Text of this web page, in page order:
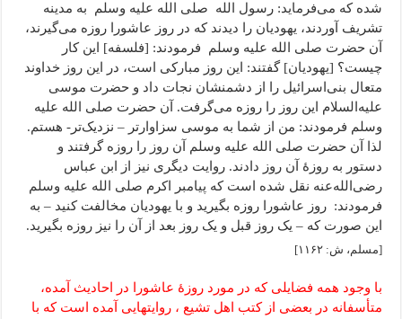
شده که می‌فرماید: رسول الله صلی الله علیه وسلم به مدینه
تشریف آوردند، یهودیان را دیدند که در روز عاشورا روزه می‌گیرند،
آن حضرت صلی الله علیه وسلم فرمودند: [فلسفه] این کار
چیست؟ [یهودیان] گفتند: این روز مبارکی است، در این روز خداوند
متعال بنی‌اسرائیل را از دشمنشان نجات داد و حضرت موسی
علیه‌السلام این روز را روزه می‌گرفت. آن حضرت صلی الله علیه
وسلم فرمودند: من از شما به موسی سزاوارتر – نزدیک‌تر- هستم.
لذا آن حضرت صلی الله علیه وسلم آن روز را روزه گرفتند و
دستور به روزۀ آن روز دادند. روایت دیگری نیز از ابن عباس
رضی‌الله‌عنه نقل شده است که پیامبر اکرم صلی الله علیه وسلم
فرمودند: روز عاشورا روزه بگیرید و با یهودیان مخالفت کنید – به
این صورت که – یک روز قبل و یک روز بعد از آن را نیز روزه بگیرید.
[مسلم، ش: ۱۱۶۲]
با وجود همه فضایلی که در مورد روزۀ عاشورا در احادیث آمده،
متأسفانه در بعضی از کتب اهل تشیع ، روایتهایی آمده است که با